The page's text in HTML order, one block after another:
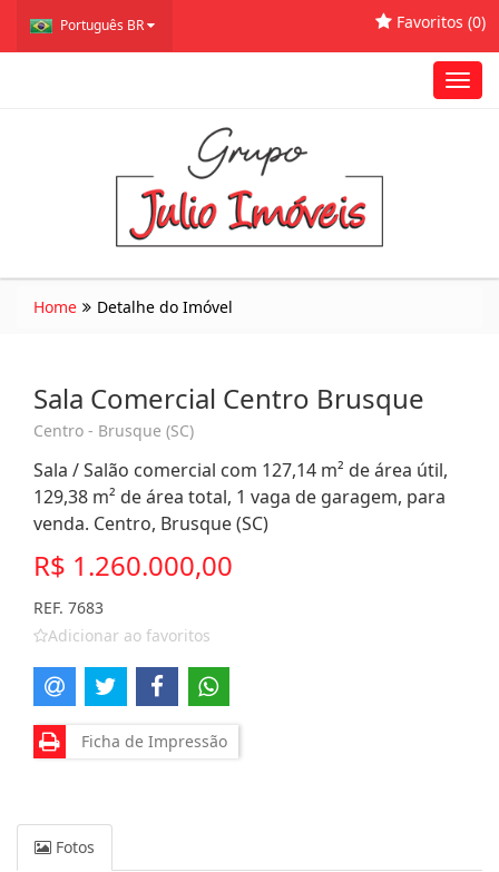
Português BR Favoritos (0)
Home Detalhe do Imóvel
Sala Comercial Centro Brusque
Centro - Brusque (SC)
Sala / Salão comercial com 127,14 m² de área útil,
129,38 m² de área total, 1 vaga de garagem, para
venda. Centro, Brusque (SC)
R$ 1.260.000,00
REF. 7683
Adicionar ao favoritos
Ficha de Impressão
Fotos